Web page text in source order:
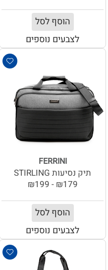
הוסף לסל
לצבעים נוספים
FERRINI
תיק נסיעות STIRLING
₪179 - ₪199
הוסף לסל
לצבעים נוספים